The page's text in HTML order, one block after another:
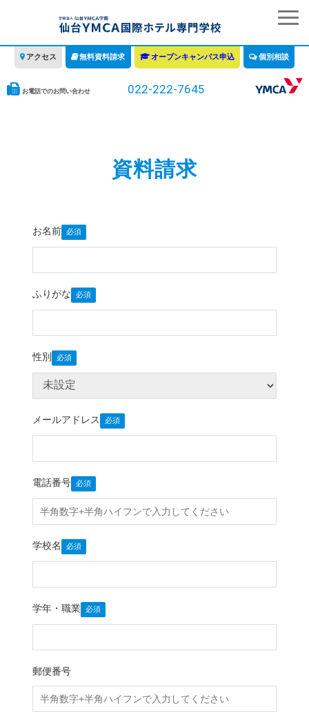
アクセス 無料資料請求 オープンキャンパス申込 個別相談
お電話でのお問い合わせ 022-222-7645
教育について
資料請求
お名前
ふりがな
性別
メールアドレス
電話番号
学校名
学年・職業
郵便番号